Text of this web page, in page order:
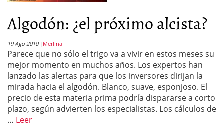
Algodón: ¿el próximo alcista?
19 Ago 2010 Merlina
Parece que no sólo el trigo va a vivir en estos meses su
mejor momento en muchos años. Los expertos han
lanzado las alertas para que los inversores dirijan la
mirada hacia el algodón. Blanco, suave, esponjoso. El
precio de esta materia prima podría dispararse a corto
plazo, según advierten los especialistas. Los cálculos de
… Leer